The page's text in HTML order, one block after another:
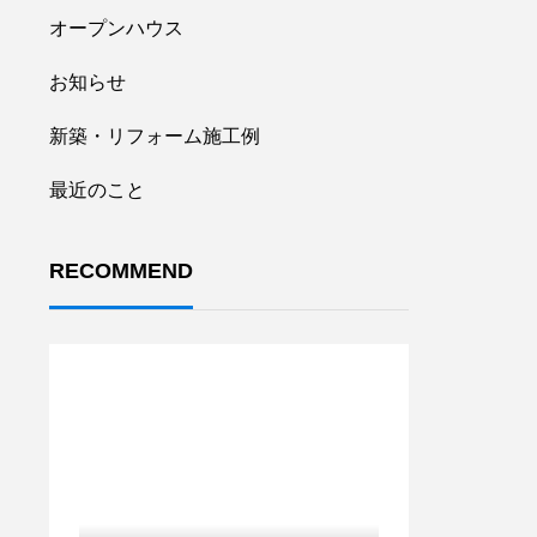
オープンハウス
お知らせ
新築・リフォーム施工例
最近のこと
RECOMMEND